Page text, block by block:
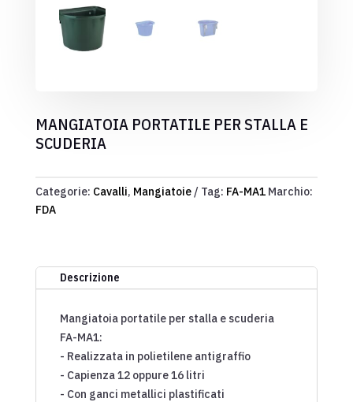
MANGIATOIA PORTATILE PER STALLA E
SCUDERIA
Categorie: Cavalli, Mangiatoie Tag: FA-MA1 Marchio:
FDA
Descrizione
Mangiatoia portatile per stalla e scuderia
FA-MA1:
- Realizzata in polietilene antigraffio
- Capienza 12 oppure 16 litri
- Con ganci metallici plastificati